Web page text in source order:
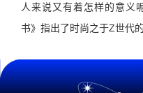
人来说又有着怎样的意义
书》指出了时尚之于Z世代